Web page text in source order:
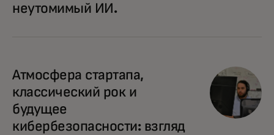
неутомимый ИИ.
Атмосфера стартапа,
классический рок и
будущее
кибербезопасности: взгляд